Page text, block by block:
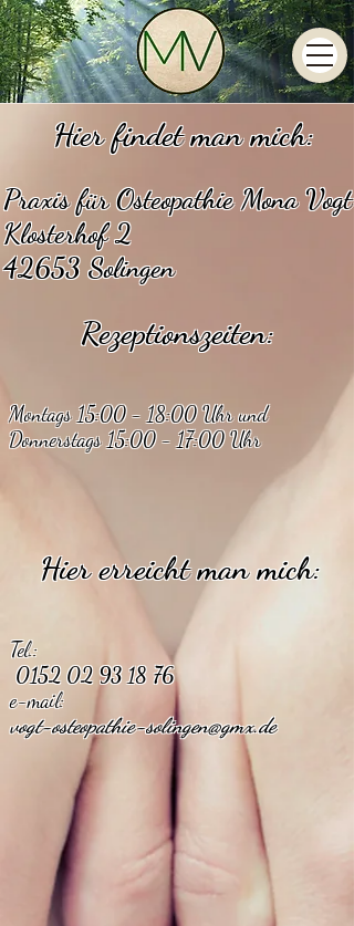
Hier findet man mich:
Praxis für Osteopathie Mona Vogt
Klosterhof 2
42653 Solingen
Rezeptionszeiten:
Montags 15:00 - 18:00 Uhr und
Donnerstags 15:00 - 17:00 Uhr
Hier erreicht man mich:
Tel.:
0152 02 93 18 76
e-mail:
vogt-osteopathie-solingen@gmx.de